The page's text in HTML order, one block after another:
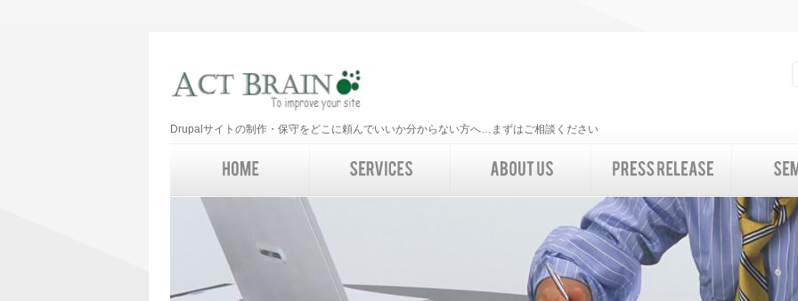
Drupalサイトの制作・保守をどこに頼んでいいか分からない方へ…まずはご相談ください